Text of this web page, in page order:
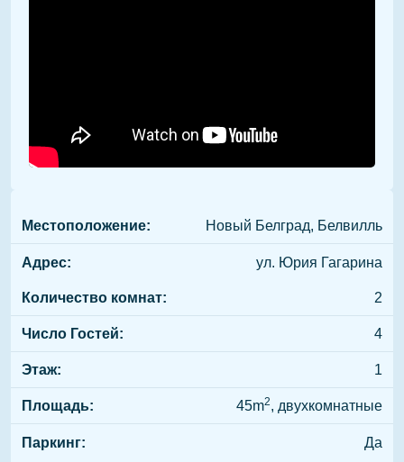
Местоположение: Новый Белград, Белвилль
Адрес: ул. Юрия Гагарина
Количество комнат: 2
Число Гостей: 4
Этаж: 1
Площадь: 45m2, двухкомнатные
Паркинг: Да